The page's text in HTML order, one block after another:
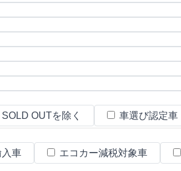
SOLD OUTを除く 車選び認定車
入車 エコカー減税対象車